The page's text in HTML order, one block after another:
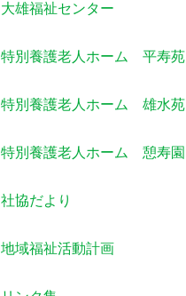
大雄福祉センター
特別養護老人ホーム 平寿苑
特別養護老人ホーム 雄水苑
特別養護老人ホーム 憩寿園
社協だより
地域福祉活動計画